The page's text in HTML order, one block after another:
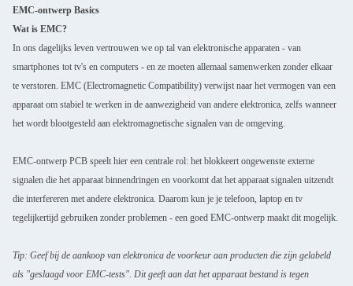
EMC-ontwerp Basics
Wat is EMC?
In ons dagelijks leven vertrouwen we op tal van elektronische apparaten - van
smartphones tot tv's en computers - en ze moeten allemaal samenwerken zonder elkaar
te verstoren. EMC (Electromagnetic Compatibility) verwijst naar het vermogen van een
apparaat om stabiel te werken in de aanwezigheid van andere elektronica, zelfs wanneer
het wordt blootgesteld aan elektromagnetische signalen van de omgeving.
EMC-ontwerp PCB speelt hier een centrale rol: het blokkeert ongewenste externe
signalen die het apparaat binnendringen en voorkomt dat het apparaat signalen uitzendt
die interfereren met andere elektronica. Daarom kun je je telefoon, laptop en tv
tegelijkertijd gebruiken zonder problemen - een goed EMC-ontwerp maakt dit mogelijk.
Tip: Geef bij de aankoop van elektronica de voorkeur aan producten die zijn gelabeld
als "geslaagd voor EMC-tests". Dit geeft aan dat het apparaat bestand is tegen